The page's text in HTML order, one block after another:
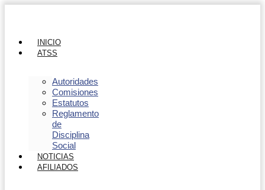
INICIO
ATSS
Autoridades
Comisiones
Estatutos
Reglamento
de
Disciplina
Social
NOTICIAS
AFILIADOS